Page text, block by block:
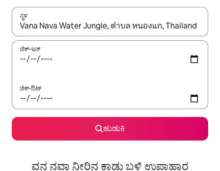
ಸ್ಥಳ
ಫಲಿತಾಂಶಗಳು ಲಭ್ಯವಿರುವಾಗ, ಅಪ್ ಮತ್ತು ಡೌನ್ ಬಾಣದ ಕೀಲಿಗಳೊಂದಿಗೆ
ಚೆಕ್-ಇನ್
ಚೆಕ್-ಔಟ್
ಹುಡುಕಿ
ವನ ನವಾ ನೀರಿನ ಕಾಡು ಬಳಿ ಉಪಾಹಾರ